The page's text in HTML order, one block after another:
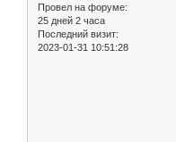
Провел на форуме:
25 дней 2 часа
Последний визит:
2023-01-31 10:51:28